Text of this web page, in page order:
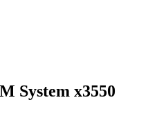
System x3550